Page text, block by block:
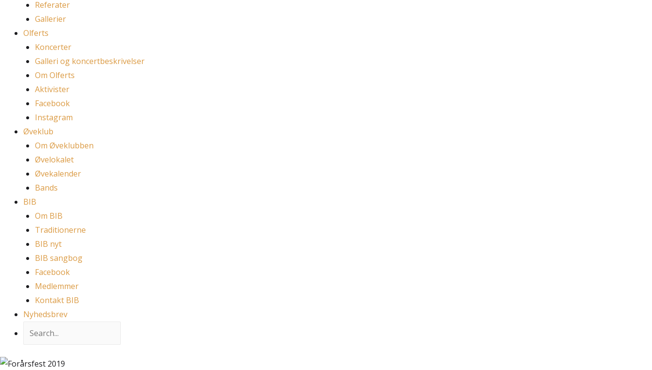
Referater
Gallerier
Olferts
Koncerter
Galleri og koncertbeskrivelser
Om Olferts
Aktivister
Facebook
Instagram
Øveklub
Om Øveklubben
Øvelokalet
Øvekalender
Bands
BIB
Om BIB
Traditionerne
BIB nyt
BIB sangbog
Facebook
Medlemmer
Kontakt BIB
Nyhedsbrev